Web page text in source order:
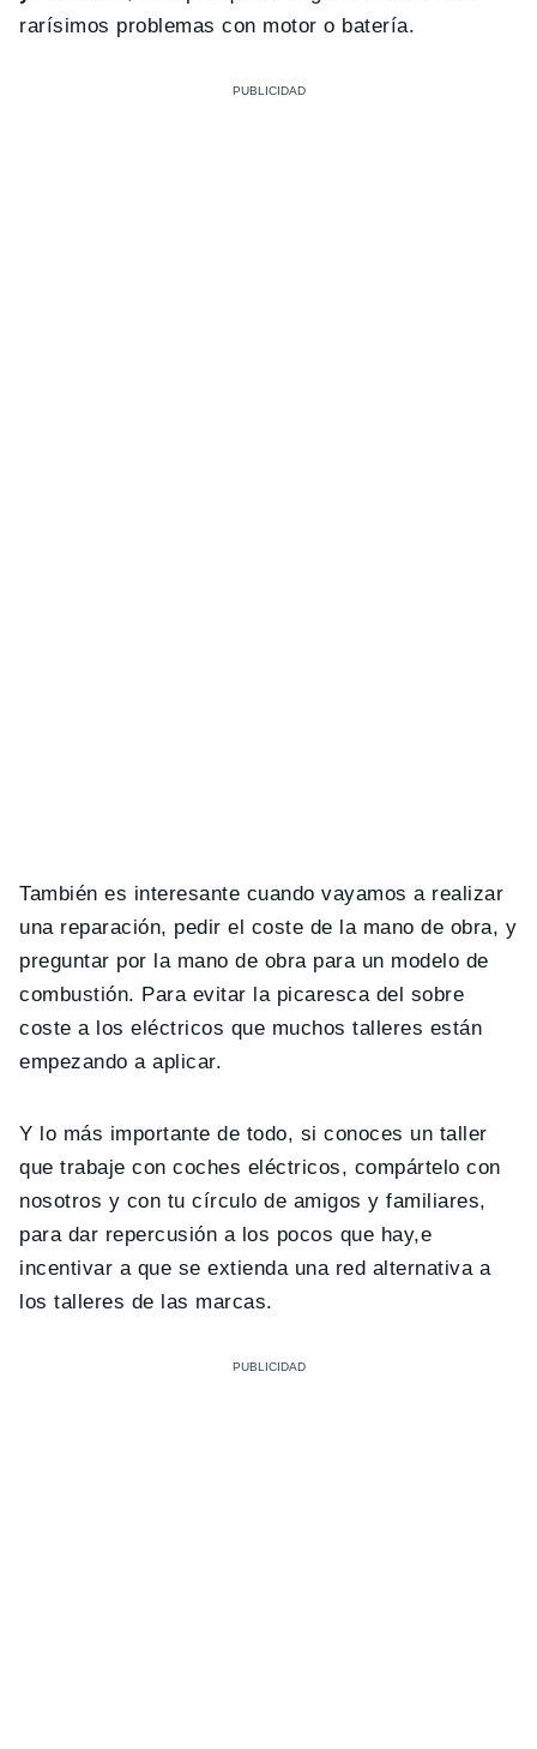
rarísimos problemas con motor o batería.
También es interesante cuando vayamos a realizar
una reparación, pedir el coste de la mano de obra, y
preguntar por la mano de obra para un modelo de
combustión. Para evitar la picaresca del sobre
coste a los eléctricos que muchos talleres están
empezando a aplicar.
Y lo más importante de todo, si conoces un taller
que trabaje con coches eléctricos, compártelo con
nosotros y con tu círculo de amigos y familiares,
para dar repercusión a los pocos que hay,e
incentivar a que se extienda una red alternativa a
los talleres de las marcas.